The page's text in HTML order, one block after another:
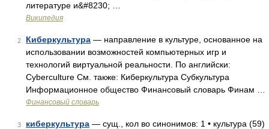
литературе и&#8230; …
Википедия
2 Киберкультура — направление в культуре, основанное на
использовании возможностей компьютерных игр и
технологий виртуальной реальности. По английски:
Cyberculture См. также: Киберкультура Субкультура
Информационное общество Финансовый словарь Финам …
Финансовый словарь
3 киберкультура — сущ., кол во синонимов: 1 • культура (59)